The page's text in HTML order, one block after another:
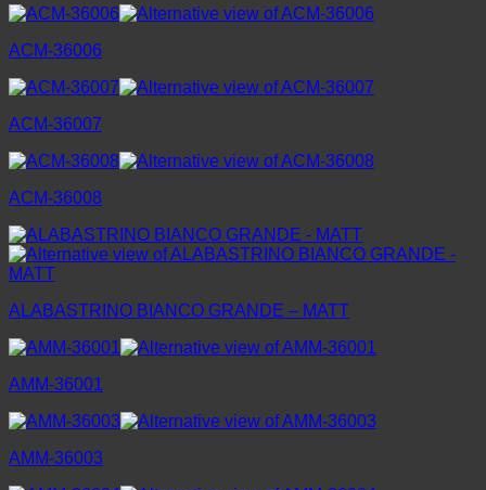
ACM-36006
ACM-36007
ACM-36008
ALABASTRINO BIANCO GRANDE – MATT
AMM-36001
AMM-36003